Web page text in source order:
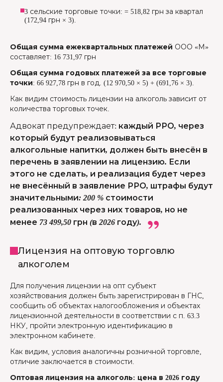
3 сельские торговые точки: = 518,82 грн за квартал
(172,94 грн × 3).
Общая сумма ежеквартальных платежей ООО «М»
составляет: 16 731,97 грн
Общая сумма годовых платежей за все торговые
точки: 66 927,78 грн в год. (12 970,50 × 5) + (691,76 × 3).
Как видим стоимость лицензии на алкоголь зависит от
количества торговых точек.
Адвокат предупреждает: каждый РРО, через
который будут реализовываться
алкогольные напитки, должен быть внесён в
перечень в заявлении на лицензию. Если
этого не сделать, и реализация будет через
не внесённый в заявление РРО, штрафы будут
значительными: 200 % стоимости
реализованных через них товаров, но не
менее 73 499,50 грн (в 2026 году).
Лицензия на оптовую торговлю
алкоголем
Для получения лицензии на опт субъект
хозяйствования должен быть зарегистрирован в ГНС,
сообщить об объектах налогообложения и объектах
лицензионной деятельности в соответствии с п. 63.3
НКУ, пройти электронную идентификацию в
электронном кабинете.
Как видим, условия аналогичны розничной торговле,
отличие заключается в стоимости.
Оптовая лицензия на алкоголь: цена в 2026 году